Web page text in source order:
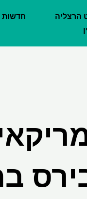
הרצליה חדשות